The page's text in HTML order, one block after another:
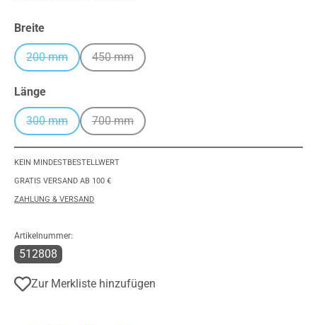
Breiteauswählen
200 mm(Diese Option ist zurzeit nicht verfügbar.)
450 mm(Diese Option ist zurzeit nicht verfügbar.)
Längeauswählen
300 mm(Diese Option ist zurzeit nicht verfügbar.)
700 mm(Diese Option ist zurzeit nicht verfügbar.)
KEIN MINDESTBESTELLWERT
GRATIS VERSAND AB 100 €
ZAHLUNG & VERSAND
Artikelnummer:
512808
Zur Merkliste hinzufügen